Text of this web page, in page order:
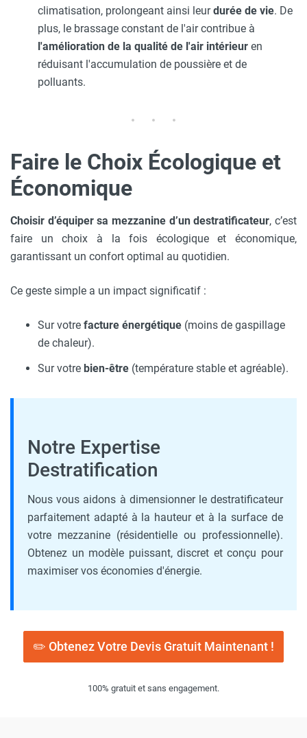
climatisation, prolongeant ainsi leurdurée de vie. De
plus, le brassage constant de l'air contribue à
l'amélioration de la qualité de l'air intérieur en
réduisant l'accumulation de poussière et de
polluants.
Faire le Choix Écologique et
Économique
Choisir d’équiper sa mezzanine d’un destratificateur, c’est
faire un choix à la fois écologique et économique,
garantissant un confort optimal au quotidien.
Ce geste simple a un impact significatif :
Sur votre facture énergétique (moins de gaspillage
de chaleur).
Sur votre bien-être (température stable et agréable).
Notre Expertise
Destratification
Nous vous aidons à dimensionner le destratificateur
parfaitement adapté à la hauteur et à la surface de
votre mezzanine (résidentielle ou professionnelle).
Obtenez un modèle puissant, discret et conçu pour
maximiser vos économies d'énergie.
✏️ Obtenez Votre Devis Gratuit Maintenant !
100% gratuit et sans engagement.